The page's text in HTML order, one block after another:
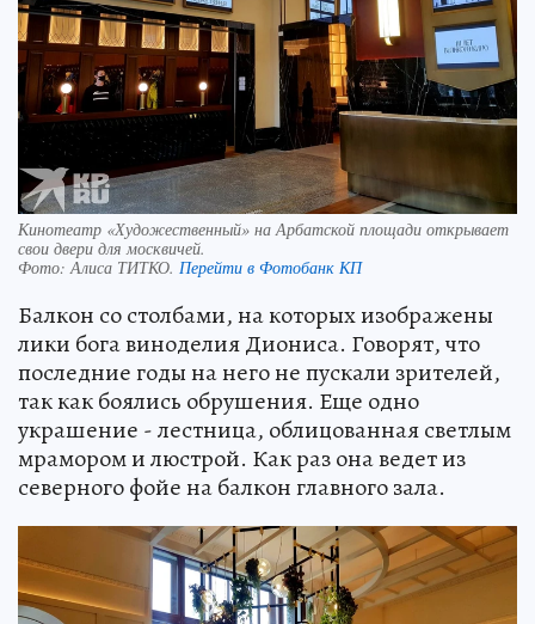
Кинотеатр «Художественный» на Арбатской площади открывает
свои двери для москвичей.
Фото:Алиса ТИТКО. Перейти в Фотобанк КП
Балкон со столбами, на которых изображены
лики бога виноделия Диониса. Говорят, что
последние годы на него не пускали зрителей,
так как боялись обрушения. Еще одно
украшение - лестница, облицованная светлым
мрамором и люстрой. Как раз она ведет из
северного фойе на балкон главного зала.